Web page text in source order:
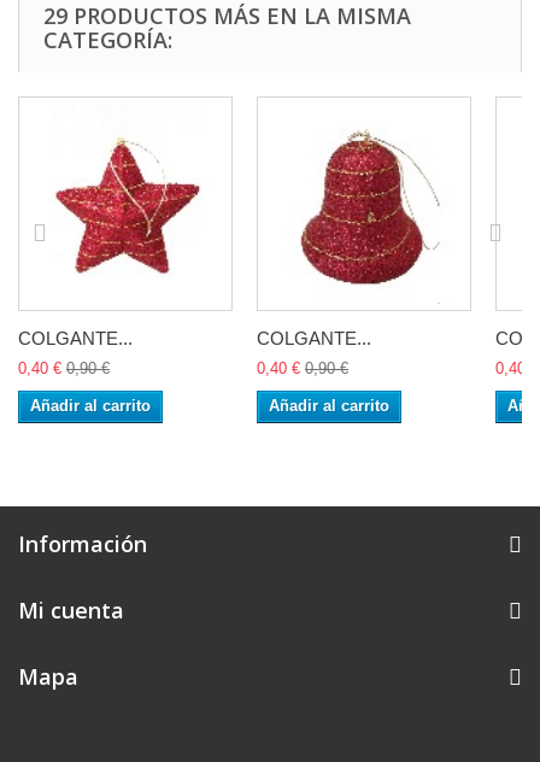
29 PRODUCTOS MÁS EN LA MISMA
CATEGORÍA:
COLGANTE...
0,40 € 0,90 €
Añadir al carrito
COLGANTE...
0,40 € 0,90 €
Añadir al carrito
0,40 €
Información
Mi cuenta
Mapa